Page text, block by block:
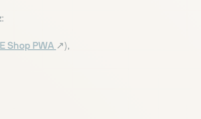
:
Shop PWA ↗️),